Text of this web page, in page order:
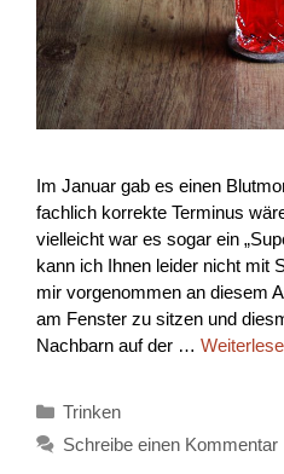
Im Januar gab es einen
fachlich korrekte Terminus
vielleicht war es sogar ein
kann ich Ihnen leider nicht mit
mir vorgenommen an diesem
am Fenster zu sitzen und
Nachbarn auf der …
Kategorien
Trinken
Schreibe einen Kommentar